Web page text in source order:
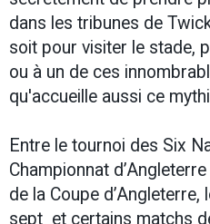
dans les tribunes de
soit pour visiter le stade,
ou à un de ces
qu'accueille aussi ce
Entre le tournoi des Six
Championnat
de la Coupe
sept et certains matchs